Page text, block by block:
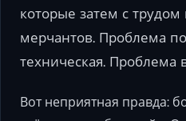
которые затем с
мерчантов. Проблема
техническая. Проблема
Вот неприятная правда: